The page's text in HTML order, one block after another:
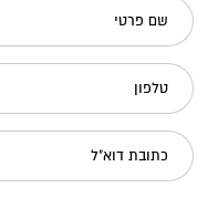
שם פרטי
טלפון
כתובת דוא"ל